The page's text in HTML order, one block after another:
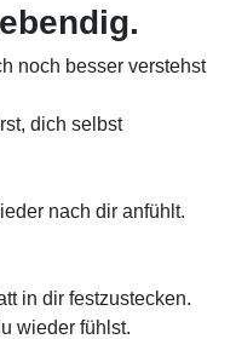
noch besser verstehst
dich selbst
nach dir anfühlt.
in dir festzustecken.
wieder fühlst.